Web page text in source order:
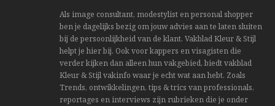
Als image consultant, modestylist en personal shopper
ben je dagelijks bezig om jouw advies aan te laten sluiten
bij de persoonlijkheid van de klant. Vakblad Kleur & Stijl
helpt je hier bij. Ook voor kappers en visagisten die
verder kijken dan alleen hun vakgebied, biedt vakblad
Kleur & Stijl vakinfo waar je echt wat aan hebt. Zoals
Trends, ontwikkelingen, tips & trics van professionals,
reportages en interviews zijn rubrieken die je onder